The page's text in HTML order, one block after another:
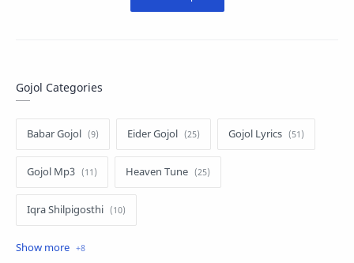
Gojol Categories
Babar Gojol Eider Gojol Gojol Lyrics
Gojol Mp3 Heaven Tune
Iqra Shilpigosthi
Islamic Story